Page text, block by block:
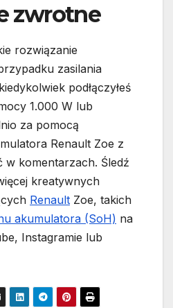
zwrotne
rozwiązanie
zasilania
podłączyłeś
1.000 W lub
za pomocą
Renault Zoe z
w komentarzach. Śledź
kreatywnych
Renault Zoe, takich
akumulatora (SoH) na
Instagramie lub